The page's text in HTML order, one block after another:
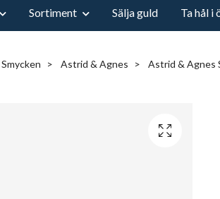
Sortiment Sälja guld Ta hål i
Smycken Astrid & Agnes Astrid & Agnes